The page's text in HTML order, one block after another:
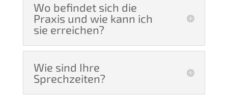
Wo befindet sich die
Praxis und wie kann ich
sie erreichen?
Wie sind Ihre
Sprechzeiten?